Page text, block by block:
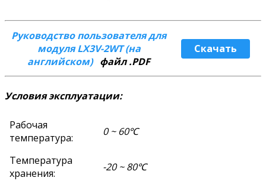
Руководство пользователя для
модуля LX3V-2WT (на
английском) файл .PDF
Скачать
Условия эксплуатации:
Рабочая
температура:
0 ~ 60℃
Температура
хранения:
-20 ~ 80℃